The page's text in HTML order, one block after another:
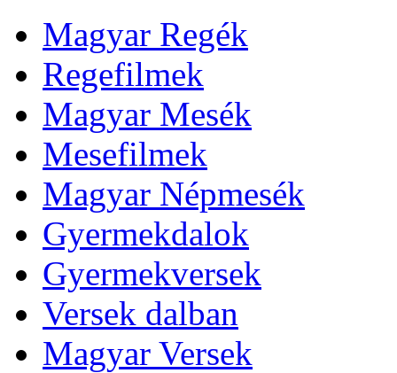
Magyar Regék
Regefilmek
Magyar Mesék
Mesefilmek
Magyar Népmesék
Gyermekdalok
Gyermekversek
Versek dalban
Magyar Versek